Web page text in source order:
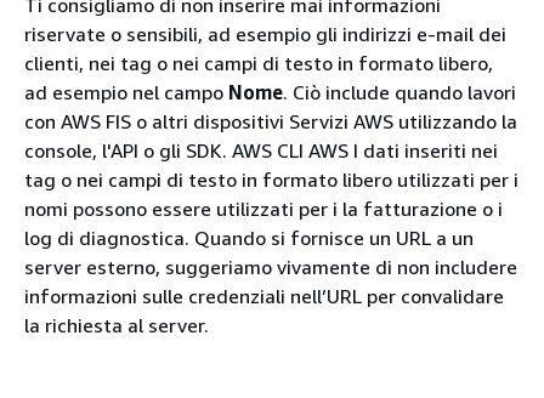
Ti consigliamo di non inserire mai informazioni
riservate o sensibili, ad esempio gli indirizzi e-mail dei
clienti, nei tag o nei campi di testo in formato libero,
ad esempio nel campo Nome. Ciò include quando lavori
con AWS FIS o altri dispositivi Servizi AWS utilizzando la
console, l'API o gli SDK. AWS CLI AWS I dati inseriti nei
tag o nei campi di testo in formato libero utilizzati per i
nomi possono essere utilizzati per i la fatturazione o i
log di diagnostica. Quando si fornisce un URL a un
server esterno, suggeriamo vivamente di non includere
informazioni sulle credenziali nell’URL per convalidare
la richiesta al server.